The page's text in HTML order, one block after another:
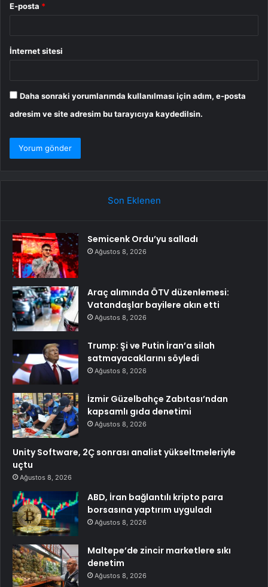
E-posta *
İnternet sitesi
Daha sonraki yorumlarımda kullanılması için adım, e-posta
adresim ve site adresim bu tarayıcıya kaydedilsin.
Son Eklenen
Semicenk Ordu’yu salladı
Ağustos 8, 2026
Araç alımında ÖTV düzenlemesi:
Vatandaşlar bayilere akın etti
Ağustos 8, 2026
Trump: Şi ve Putin İran’a silah
satmayacaklarını söyledi
Ağustos 8, 2026
İzmir Güzelbahçe Zabıtası’ndan
kapsamlı gıda denetimi
Ağustos 8, 2026
Unity Software, 2Ç sonrası analist yükseltmeleriyle
uçtu
Ağustos 8, 2026
ABD, İran bağlantılı kripto para
borsasına yaptırım uyguladı
Ağustos 8, 2026
Maltepe’de zincir marketlere sıkı
denetim
Ağustos 8, 2026